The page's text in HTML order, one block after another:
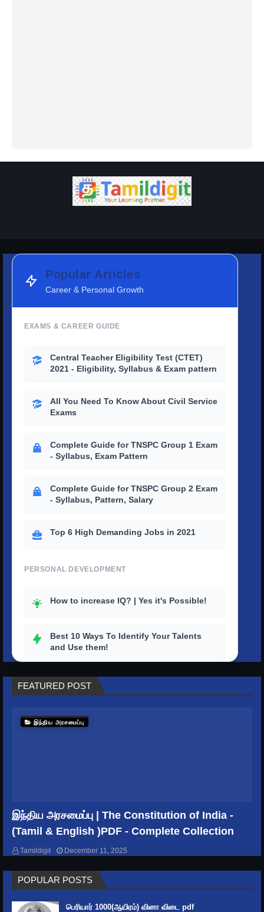
Popular Articles
Career & Personal Growth
EXAMS & CAREER GUIDE
Central Teacher Eligibility Test (CTET)
2021 - Eligibility, Syllabus & Exam pattern
All You Need To Know About Civil Service
Exams
Complete Guide for TNSPC Group 1 Exam
- Syllabus, Exam Pattern
Complete Guide for TNSPC Group 2 Exam
- Syllabus, Pattern, Salary
Top 6 High Demanding Jobs in 2021
PERSONAL DEVELOPMENT
How to increase IQ? | Yes it's Possible!
Best 10 Ways To Identify Your Talents
and Use them!
How to outstand others with a strong
personality?
Top 10 tips to improve your productivity
Keep Time Management
GENERAL KNOWLEDGE
India's Rivers and their Names, origin &
Length
FEATURED POST
இந்திய அரசமைப்பு
இந்திய அரசமைப்பு | The Constitution of India -
(Tamil & English )PDF - Complete Collection
Tamildigit December 11, 2025
POPULAR POSTS
பெரியார் 1000(ஆயிரம்) வினா விடை pdf